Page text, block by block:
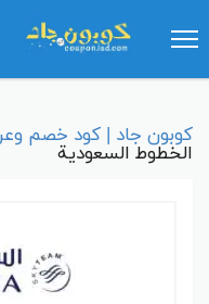
كوبون جاد | كود خصم
الخطوط السعودية